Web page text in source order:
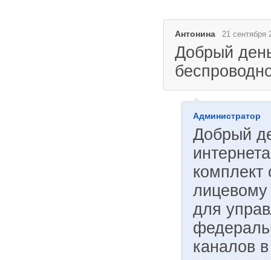
Антонина 21 сентября
Добрый
Администратор
Добрый
комплект
лицевому
для
каналов